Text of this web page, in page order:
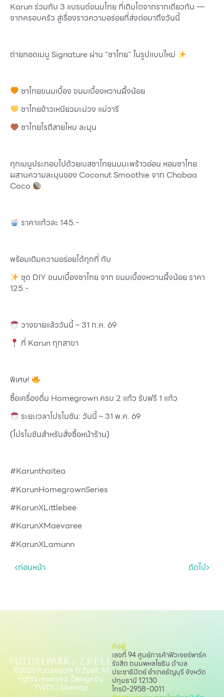
เพื่อสังคม
IR
เกี่ยวกับเรา
ผู้เช่าพื้นที่
ตำแหน่งงาน
สมัครงาน
Karun ร่วมกับ 3 แบรนด์ขนมไทย ที่เติบโตจากรากเดียวกัน —
จากครอบครัว สู่เรื่องราวความอร่อยที่ส่งต่อมาถึงวันนี้
ถ่ายทอดเมนู Signature ผ่าน “ชาไทย” ในรูปแบบใหม่
ชาไทยขนมเบื้อง ขนมเบื้องหวานผึ้งน้อย
ชาไทยข้าวเหนียวมะม่วง แม่วารี
ชาไทยโรตีสายไหม ละมุน
ทุกเมนูประกอบไปด้วยเบสชาไทยนมมะพร้าวอ่อน หอมชาไทย
ผสานความละมุนของ Coconut Smoothie จาก Chabaa
Coco
ราคาแก้วละ 145.-
พร้อมเติมความอร่อยได้ทุกที่ กับ
ชุด DIY ขนมเบื้องชาไทย จาก ขนมเบื้องหวานผึ้งน้อย ราคา
125.-
วางขายแล้ววันนี้ – 31 ก.ค. 69
ที่ Karun ทุกสาขา
พิเศษ!
ซื้อเครื่องดื่ม Homegrown ครบ 2 แก้ว รับฟรี 1 แก้ว
ระยะเวลาโปรโมชัน: วันนี้ – 31 พ.ค. 69
(โปรโมชันสำหรับสั่งซื้อหน้าร้าน)
#Karunthaitea
#KarunHomegrownSeries
#KarunXLittlebee
#KarunXMaevaree
#KarunXLamunn
ก่อนหน้า
ถัดไป
ที่อยู่
เลขที่ 94 ศูนย์การค้าฟิวเจอร์พาร์ค
รังสิต ถนนพหลโยธิน ตำบล
ประชาธิปัตย์ อำเภอธัญบุรี จังหวัด
ปทุมธานี 12130
โทร0-2958-0011
©2026 Futurepark & Zpell. All
rights reserved. Design by
YWDS| Sitemap